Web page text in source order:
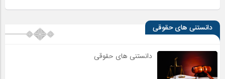
دانستنی های حقوقی
دانستنی های حقوقی